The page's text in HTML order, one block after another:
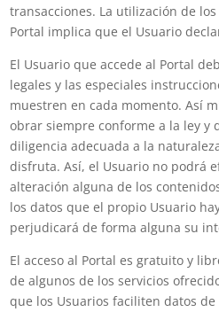
transacciones. La utilización de
Portal implica que el Usuario
El Usuario que accede al Portal
legales y las especiales
muestren en cada momento. Así
obrar siempre conforme a la ley y
diligencia adecuada a la
disfruta. Así, el Usuario no podrá
alteración alguna de los
los datos que el propio Usuario
perjudicará de forma alguna su
El acceso al Portal es gratuito y
de algunos de los servicios
que los Usuarios faciliten datos